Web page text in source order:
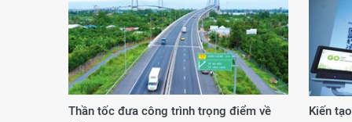
Xuân của kỷ nguyên vươn mình